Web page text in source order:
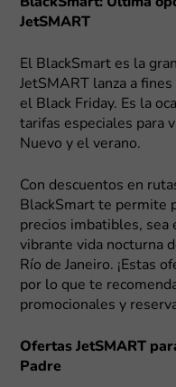
JetSMART
El BlackSmart es la
JetSMART lanza a
el Black Friday. Es la
tarifas especiales para
Nuevo y el verano.
Con descuentos en
BlackSmart te permite
precios imbatibles, sea
vibrante vida nocturna
Río de Janeiro. ¡Estas
por lo que te
promocionales y
Ofertas JetSMART
Padre